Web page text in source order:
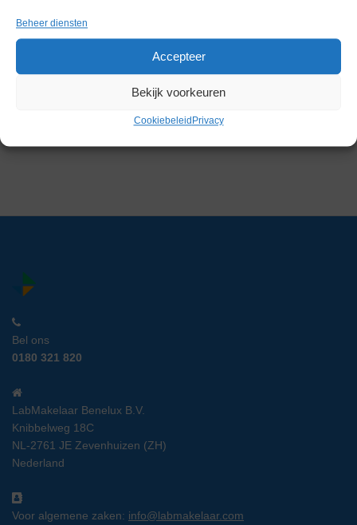
Beheer diensten
Accepteer
Bekijk voorkeuren
Cookiebeleid Privacy
IKA Ikamag REO
Bel ons
0180 321 820
LabMakelaar Benelux B.V.
Knibbelweg 18C
NL-2761 JE Zevenhuizen (ZH)
Nederland
Voor algemene zaken: info@labmakelaar.com